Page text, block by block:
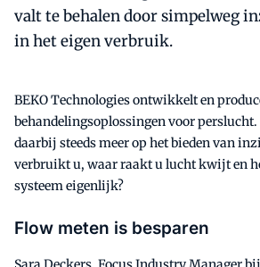
valt te behalen door simpelweg
in het eigen verbruik.
BEKO Technologies ontwikkelt en
behandelingsoplossingen voor
daarbij steeds meer op het bieden van
verbruikt u, waar raakt u lucht kwijt en
systeem eigenlijk?
Flow meten is besparen